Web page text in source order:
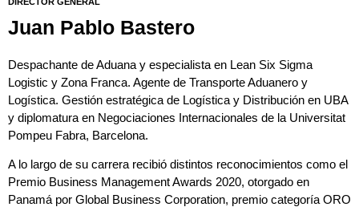
Juan Pablo Bastero
Despachante de Aduana y especialista en Lean Six Sigma
Logistic y Zona Franca. Agente de Transporte Aduanero y
Logística. Gestión estratégica de Logística y Distribución en UBA
y diplomatura en Negociaciones Internacionales de la Universitat
Pompeu Fabra, Barcelona.
A lo largo de su carrera recibió distintos reconocimientos como el
Premio Business Management Awards 2020, otorgado en
Panamá por Global Business Corporation, premio categoría ORO